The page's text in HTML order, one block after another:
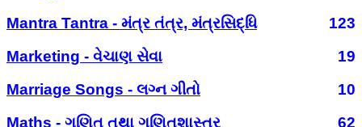
Mantra Tantra - મંત્ર તંત્ર, મંત્રસિદ્ધિ
123
Marketing - વેચાણ સેવા
19
Marriage Songs - લગ્ન ગીતો
10
Maths - ગણિત તથા ગણિતશાસ્ત્ર
62